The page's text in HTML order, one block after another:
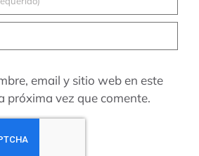
email y sitio web en este
próxima vez que comente.